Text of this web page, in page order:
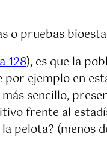
o pruebas
128), es que la
ejemplo en
sencillo,
frente al
pelota? (menos